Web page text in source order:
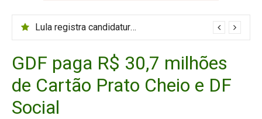
Lula registra candidatura à Presidência no TSE com patrimônio 35,68% menor
GDF paga R$ 30,7 milhões
de Cartão Prato Cheio e DF
Social